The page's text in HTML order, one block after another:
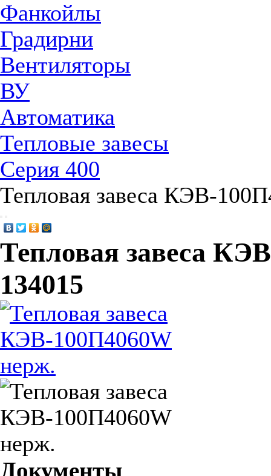
Фанкойлы
Градирни
Вентиляторы
ВУ
Автоматика
Тепловые завесы
Серия 400
Тепловая завеса КЭВ-
Тепловая завеса
134015
Документы